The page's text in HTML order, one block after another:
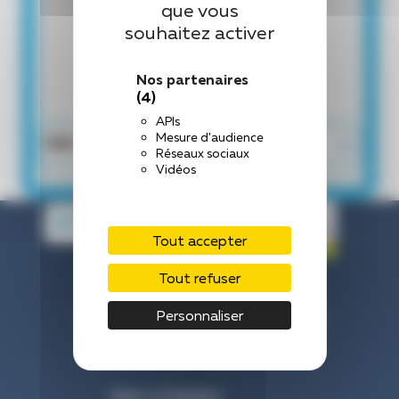
que vous
souhaitez activer
Nos partenaires
(4)
APIs
Mesure d'audience
Réseaux sociaux
Vidéos
Tout accepter
Tout refuser
Personnaliser
Centre Hospitalier de Laval
33 Rue du Haut Rocher, 53000 Laval